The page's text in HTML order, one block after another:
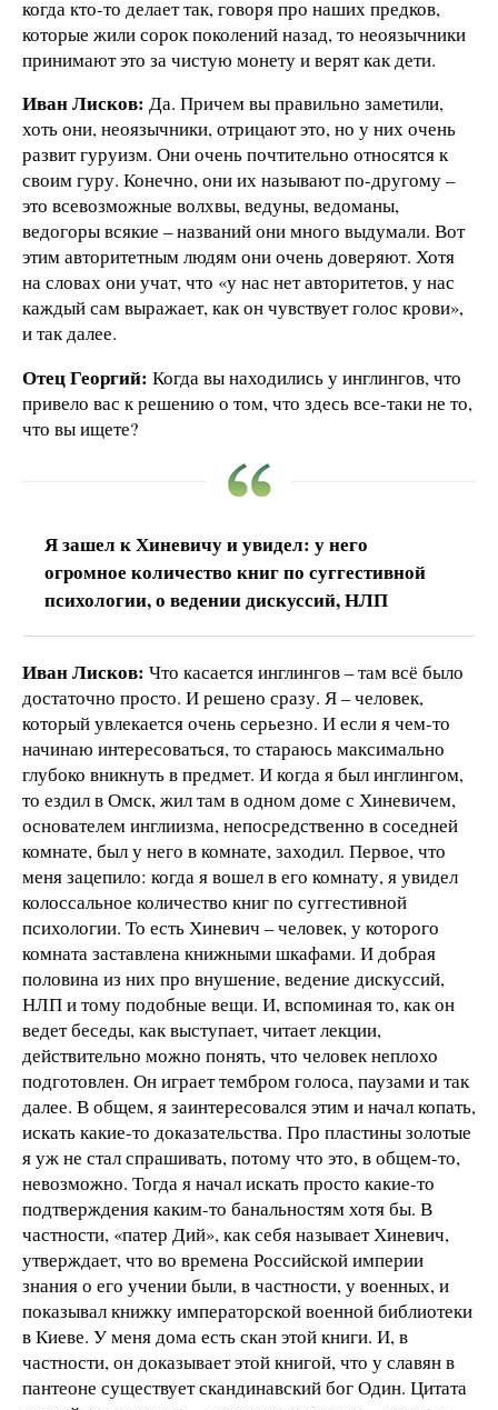
когда кто-то делает так, говоря про наших предков,
которые жили сорок поколений назад, то неоязычники
принимают это за чистую монету и верят как дети.
Иван Лисков: Да. Причем вы правильно заметили,
хоть они, неоязычники, отрицают это, но у них очень
развит гуруизм. Они очень почтительно относятся к
своим гуру. Конечно, они их называют по-другому –
это всевозможные волхвы, ведуны, ведоманы,
ведогоры всякие – названий они много выдумали. Вот
этим авторитетным людям они очень доверяют. Хотя
на словах они учат, что «у нас нет авторитетов, у нас
каждый сам выражает, как он чувствует голос крови»,
и так далее.
Отец Георгий: Когда вы находились у инглингов, что
привело вас к решению о том, что здесь все-таки не то,
что вы ищете?
Я зашел к Хиневичу и увидел: у него
огромное количество книг по суггестивной
психологии, о ведении дискуссий, НЛП
Иван Лисков: Что касается инглингов – там всё было
достаточно просто. И решено сразу. Я – человек,
который увлекается очень серьезно. И если я чем-то
начинаю интересоваться, то стараюсь максимально
глубоко вникнуть в предмет. И когда я был инглингом,
то ездил в Омск, жил там в одном доме с Хиневичем,
основателем инглиизма, непосредственно в соседней
комнате, был у него в комнате, заходил. Первое, что
меня зацепило: когда я вошел в его комнату, я увидел
колоссальное количество книг по суггестивной
психологии. То есть Хиневич – человек, у которого
комната заставлена книжными шкафами. И добрая
половина из них про внушение, ведение дискуссий,
НЛП и тому подобные вещи. И, вспоминая то, как он
ведет беседы, как выступает, читает лекции,
действительно можно понять, что человек неплохо
подготовлен. Он играет тембром голоса, паузами и так
далее. В общем, я заинтересовался этим и начал копать,
искать какие-то доказательства. Про пластины золотые
я уж не стал спрашивать, потому что это, в общем-то,
невозможно. Тогда я начал искать просто какие-то
подтверждения каким-то банальностям хотя бы. В
частности, «патер Дий», как себя называет Хиневич,
утверждает, что во времена Российской империи
знания о его учении были, в частности, у военных, и
показывал книжку императорской военной библиотеки
в Киеве. У меня дома есть скан этой книги. И, в
частности, он доказывает этой книгой, что у славян в
пантеоне существует скандинавский бог Один. Цитата